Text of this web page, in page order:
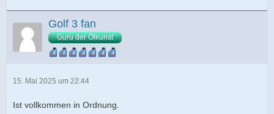
Golf 3 fan
Guru der Ölkunst
15. Mai 2025 um 22:44
Ist vollkommen in Ordnung.